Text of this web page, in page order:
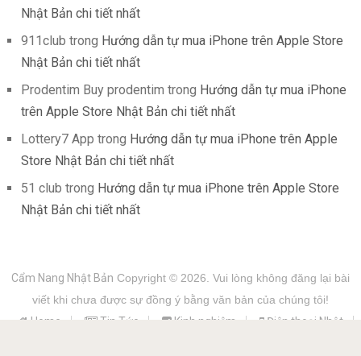
Nhật Bản chi tiết nhất
911club trong Hướng dẫn tự mua iPhone trên Apple Store
Nhật Bản chi tiết nhất
Prodentim Buy prodentim trong Hướng dẫn tự mua iPhone
trên Apple Store Nhật Bản chi tiết nhất
Lottery7 App trong Hướng dẫn tự mua iPhone trên Apple
Store Nhật Bản chi tiết nhất
51 club trong Hướng dẫn tự mua iPhone trên Apple Store
Nhật Bản chi tiết nhất
Cẩm Nang Nhật Bản Copyright © 2026. Vui lòng không đăng lại bài
viết khi chưa được sự đồng ý bằng văn bản của chúng tôi!
Home
Tin Tức Kinh nghiệm
Điện thoại Nhật